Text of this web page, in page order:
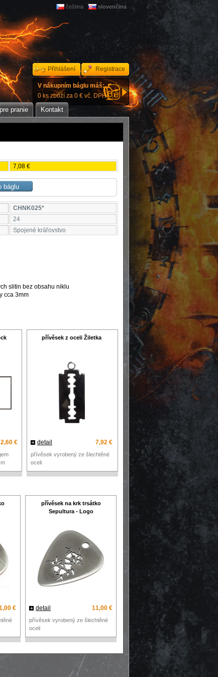
Přihlášení Registrace
pranie Kontakt
čeština slovenčina
V nákupním báglu máš:
0 ks zboží za 0 € vč. DPH.
7,08 €
CHNK025*
24
Spojené kráľovstvo
slitin bez obsahu niklu
cca 3mm
přívěsek z oceli Žiletka
2,60 € 7,92 €
detail
přívěsek vyrobený ze šlechtěné
oceli
přívěsek na krk trsátko
Sepultura - Logo
€ 11,00 €
detail
přívěsek vyrobený ze šlechtěné
oceli